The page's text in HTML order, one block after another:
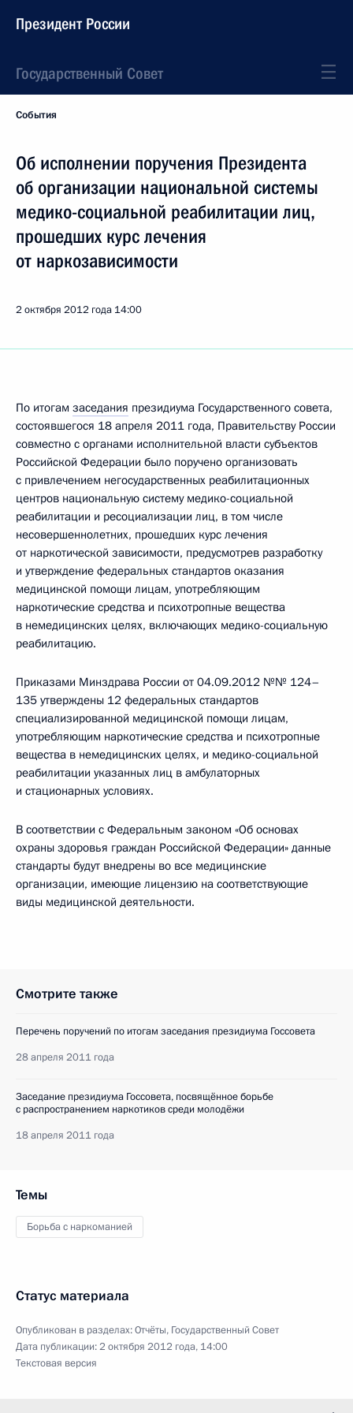
Президент России
Государственный Совет
События
Об исполнении поручения Президента
об организации национальной системы
медико-социальной реабилитации лиц,
прошедших курс лечения
от наркозависимости
2 октября 2012 года 14:00
По итогам заседания президиума Государственного совета,
состоявшегося 18 апреля 2011 года, Правительству России
совместно с органами исполнительной власти субъектов
Российской Федерации было поручено организовать
с привлечением негосударственных реабилитационных
центров национальную систему медико-социальной
реабилитации и ресоциализации лиц, в том числе
несовершеннолетних, прошедших курс лечения
от наркотической зависимости, предусмотрев разработку
и утверждение федеральных стандартов оказания
медицинской помощи лицам, употребляющим
наркотические средства и психотропные вещества
в немедицинских целях, включающих медико-социальную
реабилитацию.
Приказами Минздрава России от 04.09.2012 №№ 124–
135 утверждены 12 федеральных стандартов
специализированной медицинской помощи лицам,
употребляющим наркотические средства и психотропные
вещества в немедицинских целях, и медико-социальной
реабилитации указанных лиц в амбулаторных
и стационарных условиях.
В соответствии с Федеральным законом «Об основах
охраны здоровья граждан Российской Федерации» данные
стандарты будут внедрены во все медицинские
организации, имеющие лицензию на соответствующие
виды медицинской деятельности.
Смотрите также
Перечень поручений по итогам заседания президиума Госсовета
28 апреля 2011 года
Заседание президиума Госсовета, посвящённое борьбе
с распространением наркотиков среди молодёжи
18 апреля 2011 года
Темы
Борьба с наркоманией
Статус материала
Опубликован в разделах:Отчёты, Государственный Совет
Дата публикации:2 октября 2012 года, 14:00
Текстовая версия